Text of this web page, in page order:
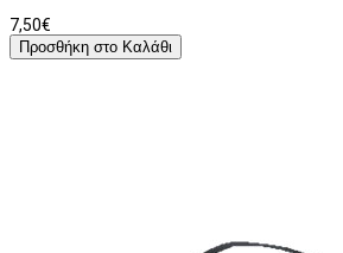
7,50€
Προσθήκη στο Καλάθι